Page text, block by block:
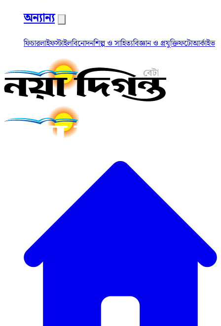
অন্যান্য
ফিচারলাইফস্টাইলবিনোদনশিল্প ও সাহিত্যবিজ্ঞান ও প্রযুক্তিফটোআর্কাইভ